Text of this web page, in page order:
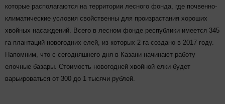
которые располагаются на территории лесного фонда, где почвенно-
климатические условия свойственны для произрастания хороших
хвойных насаждений. Всего в лесном фонде республики имеется 345
га плантаций новогодних елей, из которых 2 га создано в 2017 году.
Напомним, что с сегодняшнего дня в Казани начинают работу
елочные базары. Стоимость новогодней хвойной елки будет
варьироваться от 300 до 1 тысячи рублей.